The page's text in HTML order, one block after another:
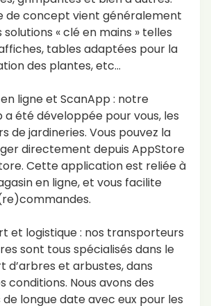
de concept vient généralement
« clé en mains » telles
tables adaptées pour la
des plantes, etc…
ligne et ScanApp : notre
a été développée pour vous, les
de jardineries. Vous pouvez la
directement depuis AppStore
Cette application est reliée à
en ligne, et vous facilite
et logistique : nos transporteurs
sont tous spécialisés dans le
d’arbres et arbustes, dans
conditions. Nous avons des
longue date avec eux pour les